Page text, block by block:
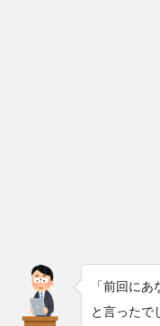
「前回に
と言ったで